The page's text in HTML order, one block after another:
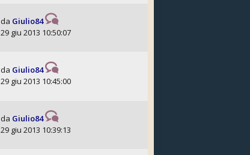
da Giulio84
29 giu 2013 10:50:07
da Giulio84
29 giu 2013 10:45:00
da Giulio84
29 giu 2013 10:39:13